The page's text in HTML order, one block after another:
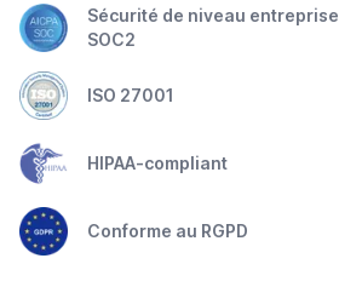
Sécurité de niveau entreprise
SOC2
ISO 27001
HIPAA-compliant
Conforme au RGPD